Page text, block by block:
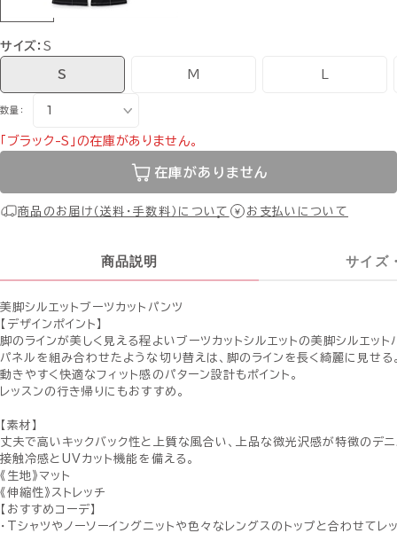
サイズ：S
S M
数量：
「ブラック-S」の在庫がありません。
在庫がありません
商品のお届け（送料・手数料）について お支払いについて
商品説明 サイズ
美脚シルエットブーツカットパンツ
【デザインポイント】
脚のラインが美しく見える程よいブーツカットシルエットの美脚シルエット
パネルを組み合わせたような切り替えは、脚のラインを長く綺麗に見せる
動きやすく快適なフィット感のパターン設計もポイント。
レッスンの行き帰りにもおすすめ。
【素材】
丈夫で高いキックバック性と上質な風合い、上品な微光沢感が特徴のデニ
接触冷感とUVカット機能を備える。
《生地》マット
《伸縮性》ストレッチ
【おすすめコーデ】
・Tシャツやノーソーイングニットや色々なレングスのトップと合わせてレ